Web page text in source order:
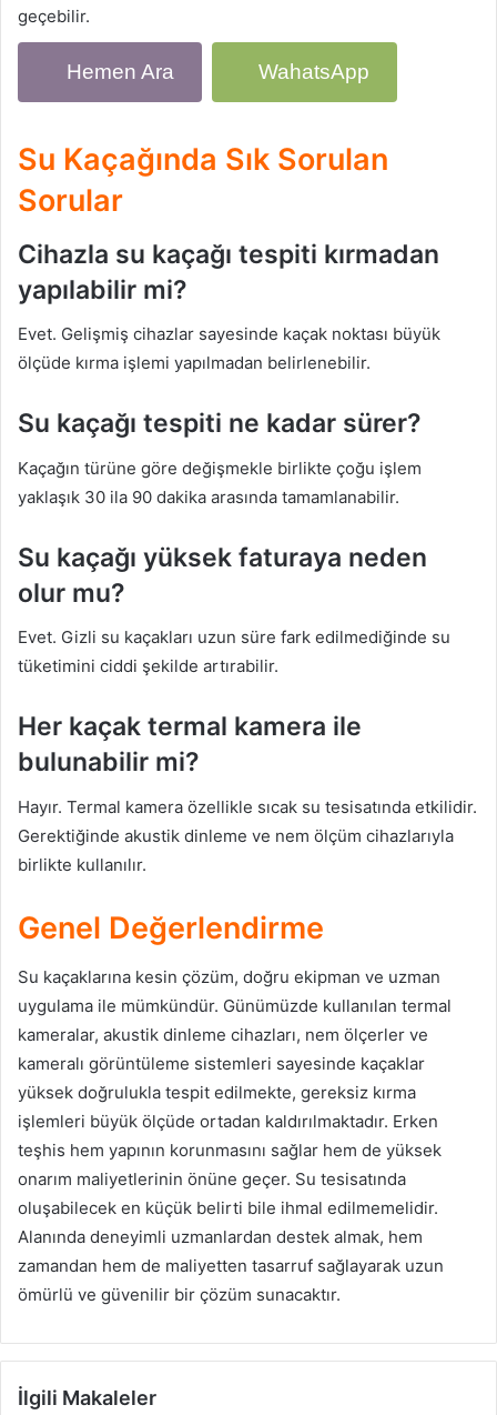
geçebilir.
Hemen Ara WahatsApp
Su Kaçağında Sık Sorulan
Sorular
Cihazla su kaçağı tespiti kırmadan
yapılabilir mi?
Evet. Gelişmiş cihazlar sayesinde kaçak noktası büyük
ölçüde kırma işlemi yapılmadan belirlenebilir.
Su kaçağı tespiti ne kadar sürer?
Kaçağın türüne göre değişmekle birlikte çoğu işlem
yaklaşık 30 ila 90 dakika arasında tamamlanabilir.
Su kaçağı yüksek faturaya neden
olur mu?
Evet. Gizli su kaçakları uzun süre fark edilmediğinde su
tüketimini ciddi şekilde artırabilir.
Her kaçak termal kamera ile
bulunabilir mi?
Hayır. Termal kamera özellikle sıcak su tesisatında etkilidir.
Gerektiğinde akustik dinleme ve nem ölçüm cihazlarıyla
birlikte kullanılır.
Genel Değerlendirme
Su kaçaklarına kesin çözüm, doğru ekipman ve uzman
uygulama ile mümkündür. Günümüzde kullanılan termal
kameralar, akustik dinleme cihazları, nem ölçerler ve
kameralı görüntüleme sistemleri sayesinde kaçaklar
yüksek doğrulukla tespit edilmekte, gereksiz kırma
işlemleri büyük ölçüde ortadan kaldırılmaktadır. Erken
teşhis hem yapının korunmasını sağlar hem de yüksek
onarım maliyetlerinin önüne geçer. Su tesisatında
oluşabilecek en küçük belirti bile ihmal edilmemelidir.
Alanında deneyimli uzmanlardan destek almak, hem
zamandan hem de maliyetten tasarruf sağlayarak uzun
ömürlü ve güvenilir bir çözüm sunacaktır.
İlgili Makaleler